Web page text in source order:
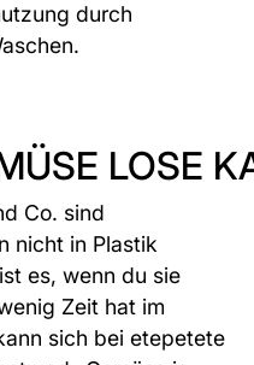
durch
LOSE
Co. sind
nicht in Plastik
es, wenn du sie
Zeit hat im
sich beietepetete